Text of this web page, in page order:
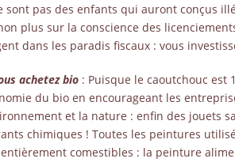
sont pas des enfants qui auront conçus
plus sur la conscience des
dans les paradis fiscaux : vous
achetez bio : Puisque le caoutchouc est
du bio en encourageant les
et la nature : enfin des jouets
chimiques ! Toutes les peintures
comestibles : la peinture